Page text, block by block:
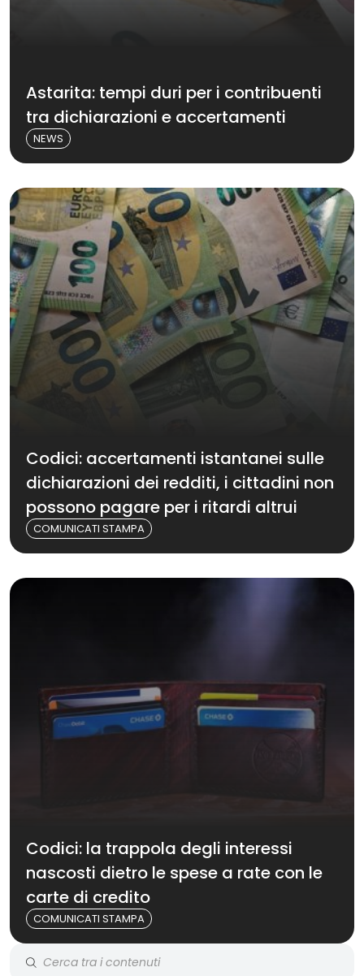
Astarita: tempi duri per i contribuenti
tra dichiarazioni e accertamenti
NEWS
Codici: accertamenti istantanei sulle
dichiarazioni dei redditi, i cittadini non
possono pagare per i ritardi altrui
COMUNICATI STAMPA
Codici: la trappola degli interessi
nascosti dietro le spese a rate con le
carte di credito
COMUNICATI STAMPA